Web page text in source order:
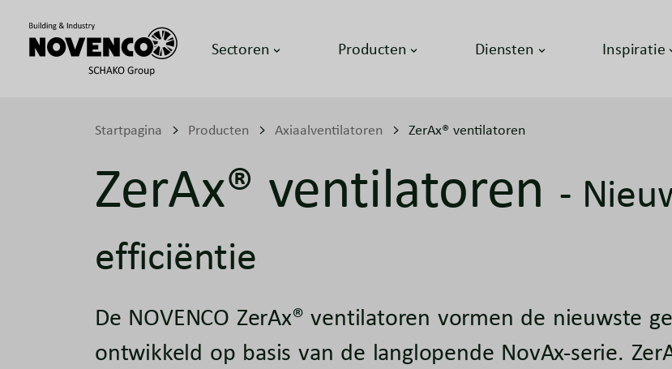
Sectoren Producten Diensten Inspiratie
Startpagina Producten Axiaalventilatoren ZerAx® ventilatoren
ZerAx® ventilatoren -
efficiëntie
De NOVENCO ZerAx® ventilatoren vormen de nieuwste
ontwikkeld op basis van de langlopende NovAx-serie.